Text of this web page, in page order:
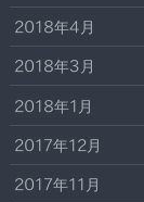
2018年4月
2018年3月
2018年1月
2017年12月
2017年11月